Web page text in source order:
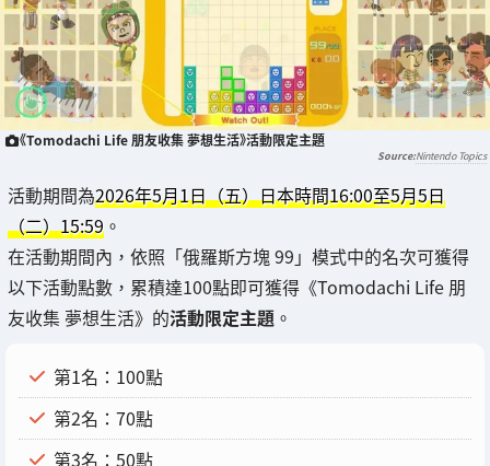
《Tomodachi Life 朋友收集 夢想生活》活動限定主題
Nintendo Topics
活動期間為2026年5月1日（五）日本時間16:00至5月5日
（二）15:59 。
在活動期間內，依照「俄羅斯方塊 99」模式中的名次可獲得
以下活動點數，累積達100點即可獲得《Tomodachi Life 朋
友收集 夢想生活》的活動限定主題 。
第1名：100點
第2名：70點
第3名：50點